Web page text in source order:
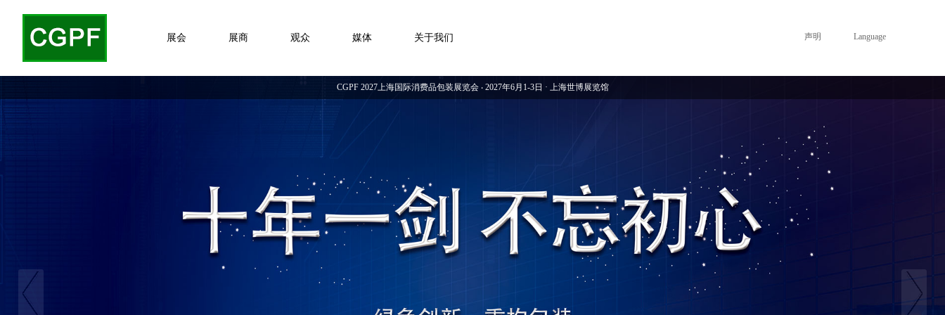
展会 展商 观众 媒体 关于我们 声明 Language
CGPF 2027上海国际消费品包装展览会 ‧ 2027年6月1-3日 · 上海世博展览馆